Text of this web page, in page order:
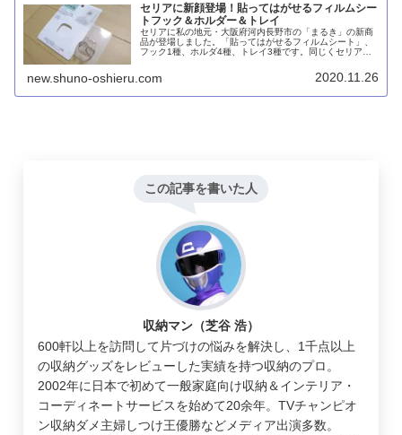
セリアに新顔登場！貼ってはがせるフィルムシー
トフック＆ホルダー＆トレイ
セリアに私の地元・大阪府河内長野市の「まるき」の新商
品が登場しました。「貼ってはがせるフィルムシート」、
フック1種、ホルダ4種、トレイ3種です。同じくセリアで
new.shuno-oshieru.com 2020.11.26
この記事を書いた人
収納マン（芝谷 浩）
600軒以上を訪問して片づけの悩みを解決し、1千点以上
の収納グッズをレビューした実績を持つ収納のプロ。
2002年に日本で初めて一般家庭向け収納＆インテリア・
コーディネートサービスを始めて20余年。TVチャンピオ
ン収納ダメ主婦しつけ王優勝などメディア出演多数。